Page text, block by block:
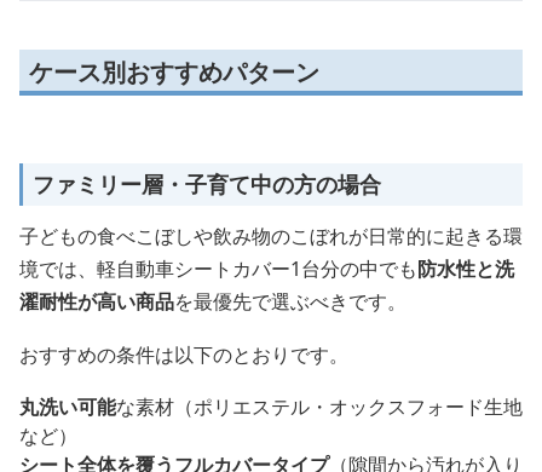
ケース別おすすめパターン
ファミリー層・子育て中の方の場合
子どもの食べこぼしや飲み物のこぼれが日常的に起きる環
境では、軽自動車シートカバー1台分の中でも防水性と洗
濯耐性が高い商品を最優先で選ぶべきです。
おすすめの条件は以下のとおりです。
丸洗い可能な素材（ポリエステル・オックスフォード生地
など）
シート全体を覆うフルカバータイプ（隙間から汚れが入り